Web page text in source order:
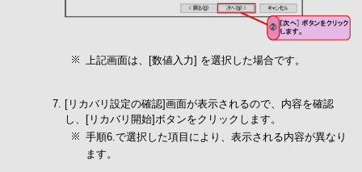
上記画面は、[数値入力] を選択した場合です。
[リカバリ設定の確認]画面が表示されるので、内容を確認
し、[リカバリ開始]ボタンをクリックします。
手順6.で選択した項目により、表示される内容が異なり
ます。